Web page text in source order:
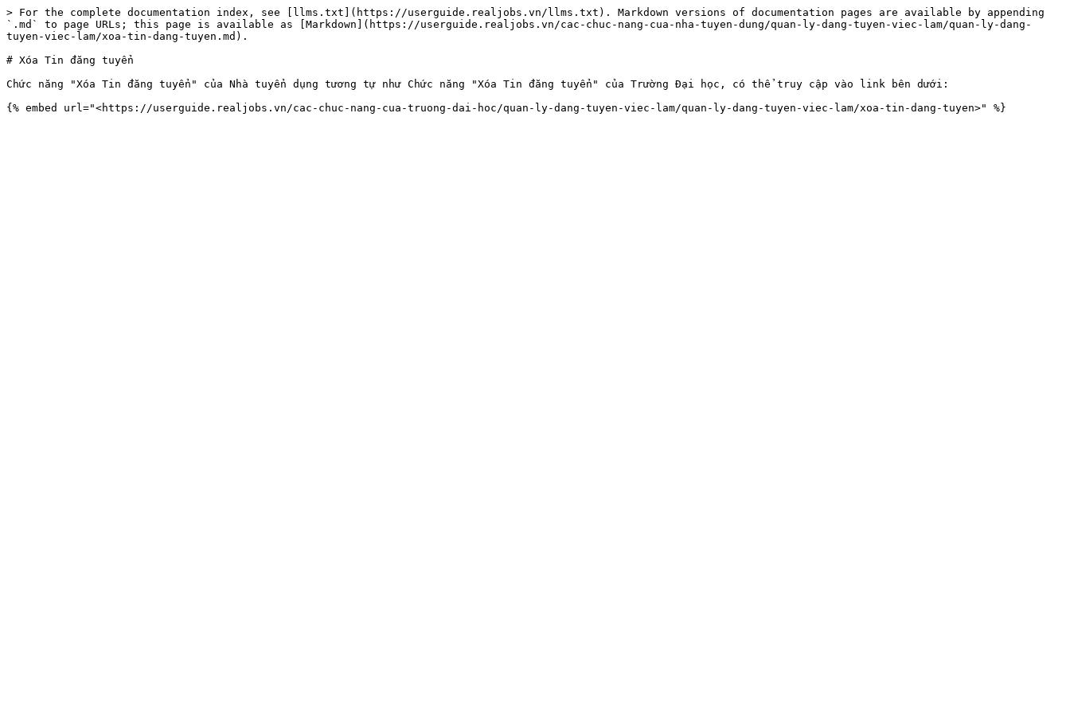
> For the complete documentation index, see [llms.txt](https://userguide.realjobs.vn/llms.txt). Markdown versions of documentation pages are available by appending
`.md` to page URLs; this page is available as [Markdown](https://userguide.realjobs.vn/cac-chuc-nang-cua-nha-tuyen-dung/quan-ly-dang-tuyen-viec-lam/quan-ly-dang-
tuyen-viec-lam/xoa-tin-dang-tuyen.md).
# Xóa Tin đăng tuyển
Chức năng "Xóa Tin đăng tuyển" của Nhà tuyển dụng tương tự như Chức năng "Xóa Tin đăng tuyển" của Trường Đại học, có thể truy cập vào link bên dưới: